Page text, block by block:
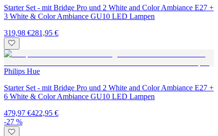
Starter Set - mit Bridge Pro und 2 White and Color Ambiance E27 +
3 White & Color Ambiance GU10 LED Lampen
319,98 €281,95 €
Philips Hue
Starter Set - mit Bridge Pro und 2 White and Color Ambiance E27 +
6 White & Color Ambiance GU10 LED Lampen
479,97 €422,95 €
-27 %